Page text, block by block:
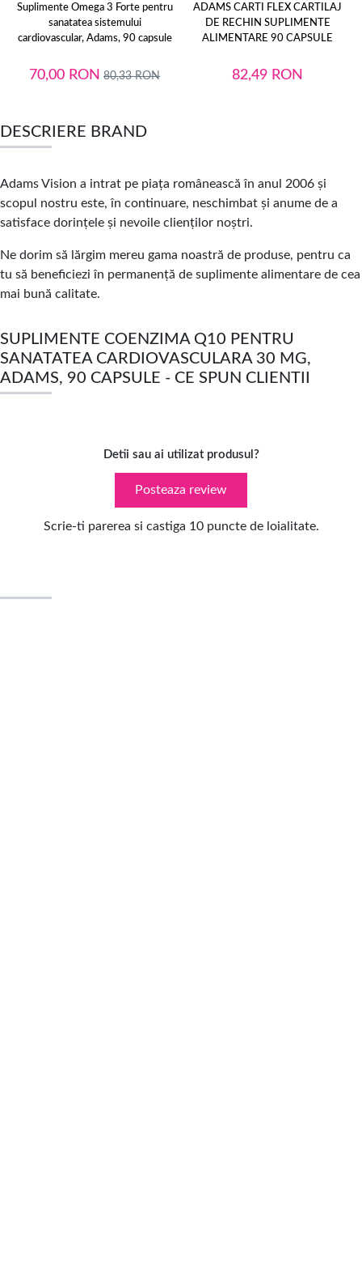
Suplimente Omega 3 Forte pentru
sanatatea sistemului
cardiovascular, Adams, 90 capsule
70,00 RON 80,33RON
ADAMS CARTI FLEX CARTILAJ
DE RECHIN SUPLIMENTE
ALIMENTARE 90 CAPSULE
82,49 RON
DESCRIERE BRAND
Adams Vision a intrat pe piața românească în anul 2006 și
scopul nostru este, în continuare, neschimbat și anume de a
satisface dorințele și nevoile clienților noștri.
Ne dorim să lărgim mereu gama noastră de produse, pentru ca
tu să beneficiezi în permanență de suplimente alimentare de cea
mai bună calitate.
SUPLIMENTE COENZIMA Q10 PENTRU
SANATATEA CARDIOVASCULARA 30 MG,
ADAMS, 90 CAPSULE - CE SPUN CLIENTII
Detii sau ai utilizat produsul?
Posteaza review
Scrie-ti parerea si castiga 10 puncte de loialitate.